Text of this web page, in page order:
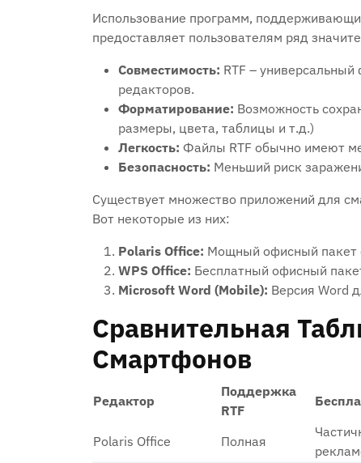
Использование программ‚
предоставляет пользователям ряд
Совместимость: RTF –
редакторов.
Форматирование: Возможность
размеры‚ цвета‚ таблицы и т.д.)
Легкость: Файлы RTF обычно имеют
Безопасность: Меньший риск
Существует множество приложений для
Вот некоторые из них:
Polaris Office: Мощный офисный пакет
WPS Office: Бесплатный офисный
Microsoft Word (Mobile): Версия Word
Сравнительная
Смартфонов
Редактор
Поддержка
RTF
Polaris Office Полная